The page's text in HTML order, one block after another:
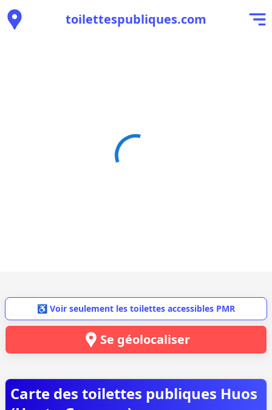
toilettespubliques.com
♿ Voir seulement les toilettes accessibles PMR
Se géolocaliser
Carte des toilettes publiques Huos